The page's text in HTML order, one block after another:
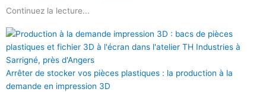
e
b
o
o
k
t
t
e
r
t
u
b
e
u
m
Continuez la lecture...
Arrêter de stocker vos pièces plastiques : la production à la
demande en impression 3D